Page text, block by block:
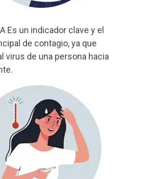
Es un indicador clave y el
de contagio, ya que
virus de una persona hacia